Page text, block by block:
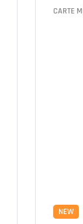
CARTE
NEW